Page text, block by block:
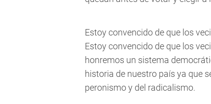
Estoy convencido de que los
Estoy convencido de que los
honremos un sistema
historia de nuestro país ya que
peronismo y del radicalismo.